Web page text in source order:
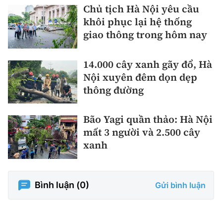
Chủ tịch Hà Nội yêu cầu
khôi phục lại hệ thống
giao thông trong hôm nay
14.000 cây xanh gãy đổ, Hà
Nội xuyên đêm dọn dẹp
thông đường
Bão Yagi quần thảo: Hà Nội
mất 3 người và 2.500 cây
xanh
Bình luận (0) Gửi bình luận